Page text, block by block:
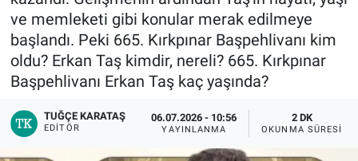
ve memleketi gibi konular merak edilmeye
başlandı. Peki 665. Kırkpınar Başpehlivanı kim
oldu? Erkan Taş kimdir, nereli? 665. Kırkpınar
Başpehlivanı Erkan Taş kaç yaşında?
TUĞÇE KARATAŞ
EDITÖR
06.07.2026 - 10:56
YAYINLANMA
2 DK
OKUNMA SÜRESI
RESMİ İLANLAR
İLAN
Bize ulaşın
İletişim/Künye